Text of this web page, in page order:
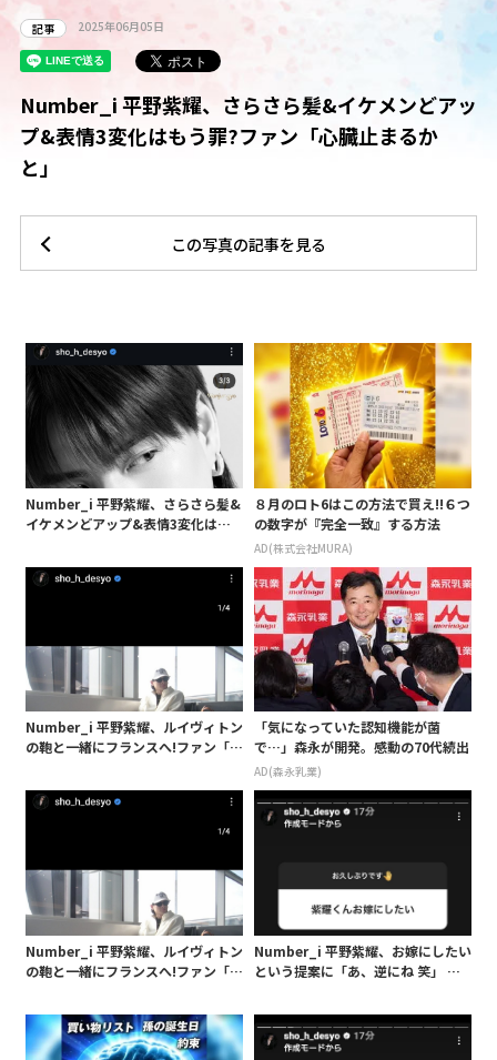
記事 2025年06月05日
Number_i 平野紫耀、さらさら髪&イケメンどアッ
プ&表情3変化はもう罪?ファン「心臓止まるか
と」
この写真の記事を見る
Number_i 平野紫耀、さらさら髪&
イケメンどアップ&表情3変化はも
８月のロト6はこの方法で買え!!６つ
の数字が『完全一致』する方法
AD(株式会社MURA)
Number_i 平野紫耀、ルイヴィトン
の鞄と一緒にフランスへ!ファン「楽
見せて」
「気になっていた認知機能が菌
で…」森永が開発。感動の70代続出
AD(森永乳業)
Number_i 平野紫耀、ルイヴィトン
の鞄と一緒にフランスへ!ファン「楽
見せて」
Number_i 平野紫耀、お嫁にしたい
という提案に「あ、逆にね 笑」 質
やり取り楽しむ